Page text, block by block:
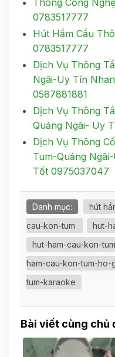
0783517777
Hút Hầm Cầu
0783517777
Dịch Vụ Thông
Ngãi-Uy Tín
0587881881
Dịch Vụ Thông
Quảng Ngãi- Uy
Dịch Vụ Thông
Tum-Quảng
Tốt 0975037047
Danh mục: hút
cau-kon-tum
hut-
hut-ham-cau-kon-
ham-cau-kon-tum-ho-
tum-karaoke
Bài viết cùng chủ